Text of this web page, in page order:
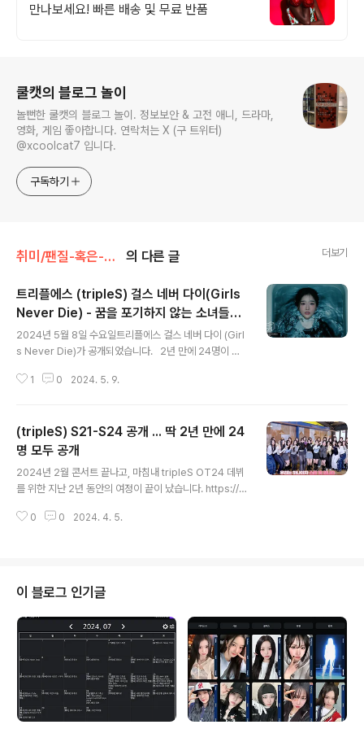
만나보세요! 빠른 배송 및 무료 반품
쿨캣의 블로그 놀이
놀뻔한 쿨캣의 블로그 놀이. 정보보안 & 고전 애니, 드라마,
영화, 게임 좋아합니다. 연락처는 X (구 트위터)
@xcoolcat7 입니다.
구독하기
취미/팬질-혹은-덕질 의 다른 글 더보기
트리플에스 (tripleS) 걸스 네버 다이(Girls
Never Die) - 꿈을 포기하지 않는 소녀들의
이야기
2024년 5월 8일 수요일트리플에스 걸스 네버 다이 (Girl
s Never Die)가 공개되었습니다. 2년 만에 24명이 모
y.com/1477 (tripleS) S21-S24 공개 ... 딱 2년 만에 2
니다. https://xcoolcat7.tistory.com/1380 (tripleS)
아들과 함께 첫 아이돌 콘서트 ... 트리플에스 러블루션, 에
볼루xcoolcat7.tistory.com 저는 AAA Generation
음악 괜찮네하고 몇 번 듣다가 2023년 5월에 입덕해서 1
1 0 2024. 5. 9.
(tripleS) S21-S24 공개 ... 딱 2년 만에 24
명 모두 공개
2024년 2월 콘서트 끝나고, 마침내 tripleS OT24 데뷔
를 위한 지난 2년 동안의 여정이 끝이 났습니다. https://x
아이돌 콘서트 ... 트리플에스 러블루션, 에볼루션 콘서트
블) 콘서트가 3시, 에볼루션(EVOLution, 이하xcoolcat
7.tistory.com ( 1년 전에 입덕해서 지난 1년 동안 새로운
멤버를 지켜봤는데, 2년 전부터 지켜본 사람들은 어떤 심
정일지 궁금합니다. ) 2024년 3월 18일 이미 만났다는 ..
0 0 2024. 4. 5.
이 블로그 인기글